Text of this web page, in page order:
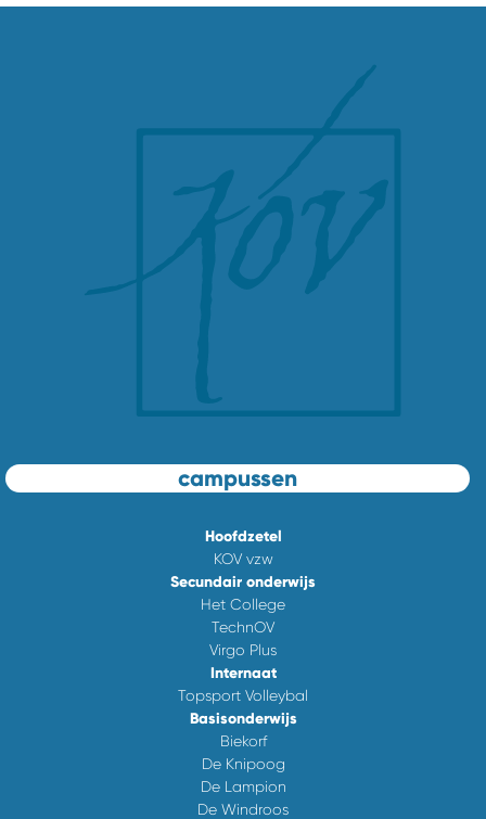
campussen
Hoofdzetel
KOV vzw
Secundair onderwijs
Het College
TechnOV
Virgo Plus
Internaat
Topsport Volleybal
Basisonderwijs
Biekorf
De Knipoog
De Lampion
De Windroos